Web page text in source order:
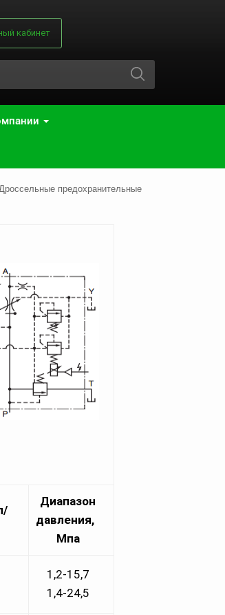
кабинет
предохранительные
Диапазон
давления,
Мпа
1,2-15,7
1,4-24,5